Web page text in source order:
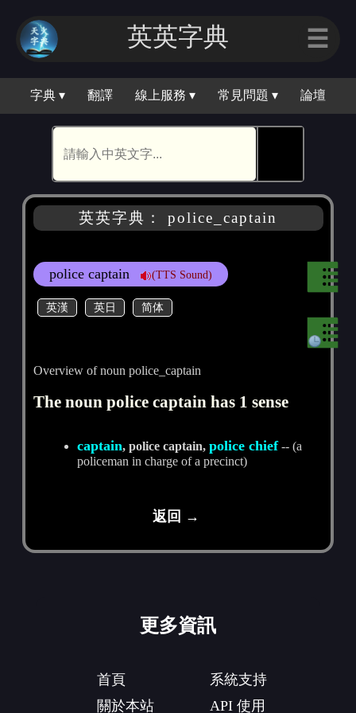
英英字典 ☰
字典 ▾ 翻譯 線上服務 ▾ 常見問題 ▾ 論壇
英英字典： police_captain
police captain (TTS Sound)
英漢 英日 简体
Overview of noun police_captain
The noun police captain has 1 sense
captain, police captain,police chief-- (a
policeman in charge of a precinct)
返回 →
更多資訊
首頁
關於本站
系統支持
API 使用